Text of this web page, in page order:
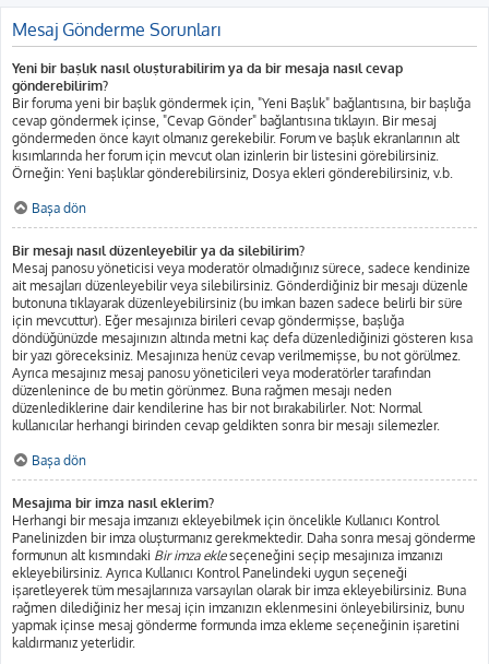
Mesaj Gönderme Sorunları
Yeni bir başlık nasıl oluşturabilirim ya da bir mesaja nasıl cevap
gönderebilirim?
Bir foruma yeni bir başlık göndermek için, "Yeni Başlık" bağlantısına, bir başlığa
cevap göndermek içinse, "Cevap Gönder" bağlantısına tıklayın. Bir mesaj
göndermeden önce kayıt olmanız gerekebilir. Forum ve başlık ekranlarının alt
kısımlarında her forum için mevcut olan izinlerin bir listesini görebilirsiniz.
Örneğin: Yeni başlıklar gönderebilirsiniz, Dosya ekleri gönderebilirsiniz, v.b.
Başa dön
Bir mesajı nasıl düzenleyebilir ya da silebilirim?
Mesaj panosu yöneticisi veya moderatör olmadığınız sürece, sadece kendinize
ait mesajları düzenleyebilir veya silebilirsiniz. Gönderdiğiniz bir mesajı düzenle
butonuna tıklayarak düzenleyebilirsiniz (bu imkan bazen sadece belirli bir süre
için mevcuttur). Eğer mesajınıza birileri cevap göndermişse, başlığa
döndüğünüzde mesajınızın altında metni kaç defa düzenlediğinizi gösteren kısa
bir yazı göreceksiniz. Mesajınıza henüz cevap verilmemişse, bu not görülmez.
Ayrıca mesajınız mesaj panosu yöneticileri veya moderatörler tarafından
düzenlenince de bu metin görünmez. Buna rağmen mesajı neden
düzenlediklerine dair kendilerine has bir not bırakabilirler. Not: Normal
kullanıcılar herhangi birinden cevap geldikten sonra bir mesajı silemezler.
Başa dön
Mesajıma bir imza nasıl eklerim?
Herhangi bir mesaja imzanızı ekleyebilmek için öncelikle Kullanıcı Kontrol
Panelinizden bir imza oluşturmanız gerekmektedir. Daha sonra mesaj gönderme
formunun alt kısmındaki Bir imza ekleseçeneğini seçip mesajınıza imzanızı
ekleyebilirsiniz. Ayrıca Kullanıcı Kontrol Panelindeki uygun seçeneği
işaretleyerek tüm mesajlarınıza varsayılan olarak bir imza ekleyebilirsiniz. Buna
rağmen dilediğiniz her mesaj için imzanızın eklenmesini önleyebilirsiniz, bunu
yapmak içinse mesaj gönderme formunda imza ekleme seçeneğinin işaretini
kaldırmanız yeterlidir.